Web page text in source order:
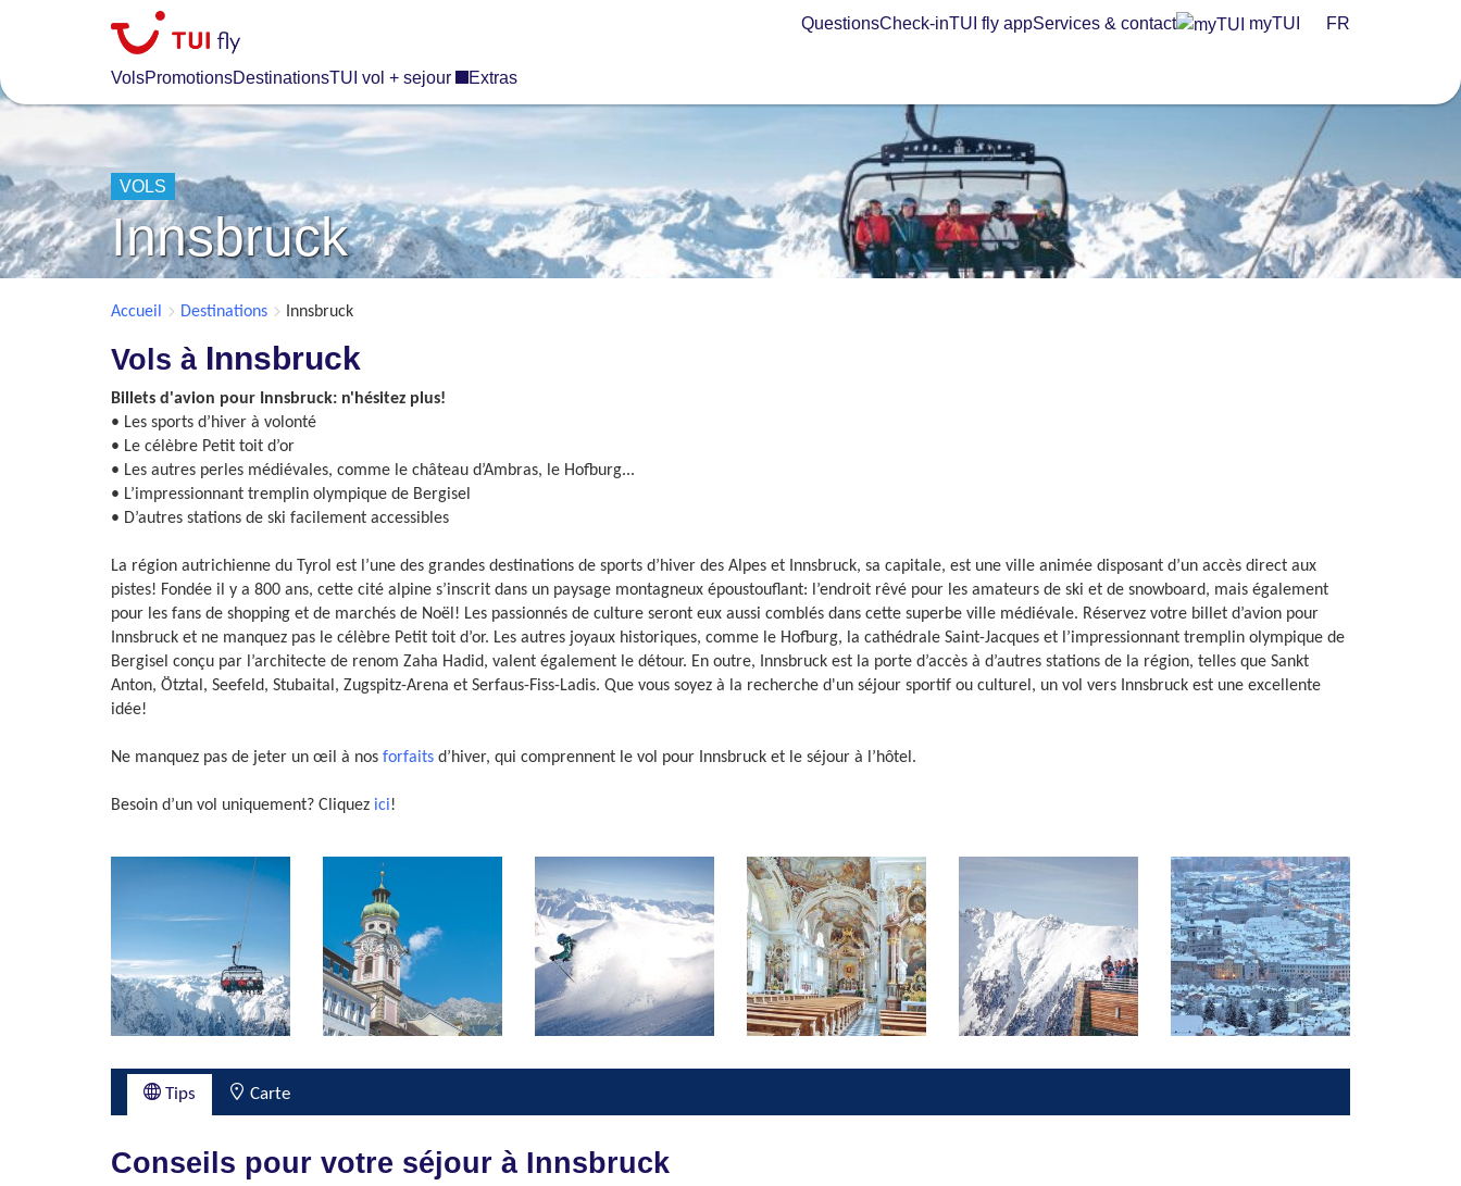
content
VolsPromotionsDestinationsTUI vol + sejour Extras
QuestionsCheck-inTUI fly appServices & contact myTUI FR
VOLS
Innsbruck
Accueil Destinations Innsbruck
Vols à Innsbruck
Billets d'avion pour Innsbruck: n'hésitez plus!
• Les sports d’hiver à volonté
• Le célèbre Petit toit d’or
• Les autres perles médiévales, comme le château d’Ambras, le Hofburg...
• L’impressionnant tremplin olympique de Bergisel
• D’autres stations de ski facilement accessibles
La région autrichienne du Tyrol est l’une des grandes destinations de sports d’hiver des Alpes et Innsbruck, sa capitale, est une ville animée disposant d’un accès direct aux
pistes! Fondée il y a 800 ans, cette cité alpine s’inscrit dans un paysage montagneux époustouflant: l’endroit rêvé pour les amateurs de ski et de snowboard, mais également
pour les fans de shopping et de marchés de Noël! Les passionnés de culture seront eux aussi comblés dans cette superbe ville médiévale. Réservez votre billet d’avion pour
Innsbruck et ne manquez pas le célèbre Petit toit d’or. Les autres joyaux historiques, comme le Hofburg, la cathédrale Saint-Jacques et l’impressionnant tremplin olympique de
Bergisel conçu par l’architecte de renom Zaha Hadid, valent également le détour. En outre, Innsbruck est la porte d’accès à d’autres stations de la région, telles que Sankt
Anton, Ötztal, Seefeld, Stubaital, Zugspitz-Arena et Serfaus-Fiss-Ladis. Que vous soyez à la recherche d'un séjour sportif ou culturel, un vol vers Innsbruck est une excellente
idée!
Ne manquez pas de jeter un œil à nos forfaits d’hiver, qui comprennent le vol pour Innsbruck et le séjour à l’hôtel.
Besoin d’un vol uniquement? Cliquez ici!
Tips Carte
Conseils pour votre séjour à Innsbruck